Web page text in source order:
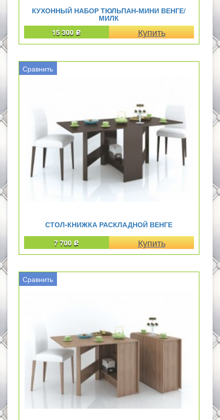
КУХОННЫЙ НАБОР ТЮЛЬПАН-МИНИ ВЕНГЕ/
МИЛК
15 300 Р
СТОЛ-КНИЖКА РАСКЛАДНОЙ ВЕНГЕ
7 700 Р
Сравнить
Сравнить